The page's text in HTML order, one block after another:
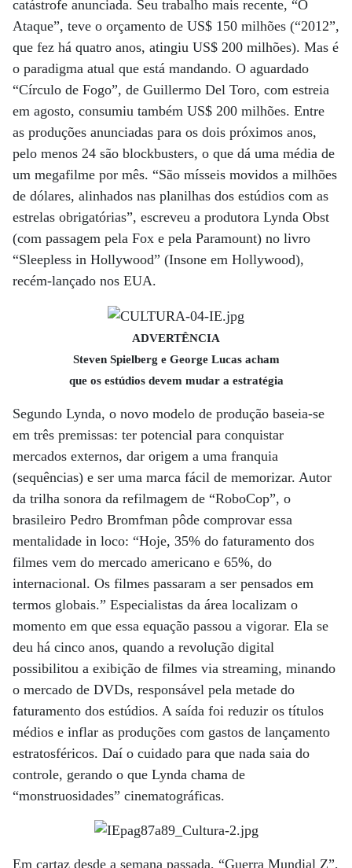
catástrofe anunciada. Seu trabalho mais recente, “O
Ataque”, teve o orçamento de US$ 150 milhões (“2012”,
que fez há quatro anos, atingiu US$ 200 milhões). Mas é
o paradigma atual que está mandando. O aguardado
“Círculo de Fogo”, de Guillermo Del Toro, com estreia
em agosto, consumiu também US$ 200 milhões. Entre
as produções anunciadas para os dois próximos anos,
pelo menos 24 são blockbusters, o que dá uma média de
um megafilme por mês. “São mísseis movidos a milhões
de dólares, alinhados nas planilhas dos estúdios com as
estrelas obrigatórias”, escreveu a produtora Lynda Obst
(com passagem pela Fox e pela Paramount) no livro
“Sleepless in Hollywood” (Insone em Hollywood),
recém-lançado nos EUA.
ADVERTÊNCIA
Steven Spielberg e George Lucas acham
que os estúdios devem mudar a estratégia
Segundo Lynda, o novo modelo de produção baseia-se
em três premissas: ter potencial para conquistar
mercados externos, dar origem a uma franquia
(sequências) e ser uma marca fácil de memorizar. Autor
da trilha sonora da refilmagem de “RoboCop”, o
brasileiro Pedro Bromfman pôde comprovar essa
mentalidade in loco: “Hoje, 35% do faturamento dos
filmes vem do mercado americano e 65%, do
internacional. Os filmes passaram a ser pensados em
termos globais.” Especialistas da área localizam o
momento em que essa equação passou a vigorar. Ela se
deu há cinco anos, quando a revolução digital
possibilitou a exibição de filmes via streaming, minando
o mercado de DVDs, responsável pela metade do
faturamento dos estúdios. A saída foi reduzir os títulos
médios e inflar as produções com gastos de lançamento
estratosféricos. Daí o cuidado para que nada saia do
controle, gerando o que Lynda chama de
“monstruosidades” cinematográficas.
Em cartaz desde a semana passada, “Guerra Mundial Z”,